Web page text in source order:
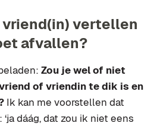
vertellen
afvallen?
Zou je wel of niet
of vriendin te dik is en
Ik kan me voorstellen dat
dáág, dat zou ik niet eens